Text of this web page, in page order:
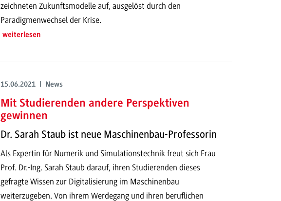
zeichneten Zukunftsmodelle auf, ausgelöst durch den
Paradigmenwechsel der Krise.
weiterlesen
15.06.2021 | News
Mit Studierenden andere Perspektiven
gewinnen
Dr. Sarah Staub ist neue Maschinenbau-Professorin
Als Expertin für Numerik und Simulationstechnik freut sich Frau
Prof. Dr.-Ing. Sarah Staub darauf, ihren Studierenden dieses
gefragte Wissen zur Digitalisierung im Maschinenbau
weiterzugeben. Von ihrem Werdegang und ihren beruflichen